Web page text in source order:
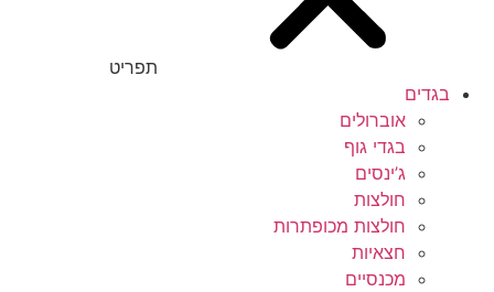
תפריט
בגדים
אוברולים
בגדי גוף
ג’ינסים
חולצות
חולצות מכופתרות
חצאיות
מכנסיים